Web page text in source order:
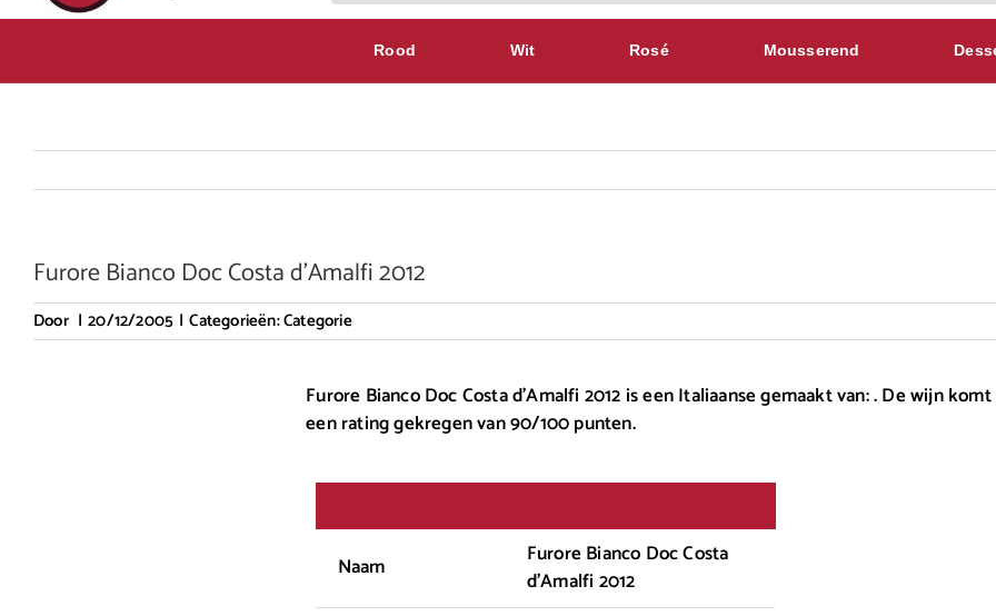
Rood Wit Rosé Mousserend
Furore Bianco Doc Costa d’Amalfi 2012
Door | 20/12/2005 | Categorieën:Categorie
Furore Bianco Doc Costa d'Amalfi 2012 is een Italiaanse gemaakt van: . De wijn
een rating gekregen van 90/100 punten.
Naam
Furore Bianco Doc Costa
d'Amalfi 2012